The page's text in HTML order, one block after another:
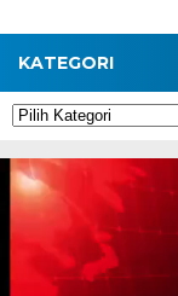
KATEGORI
Kategori
Pemutar
Video